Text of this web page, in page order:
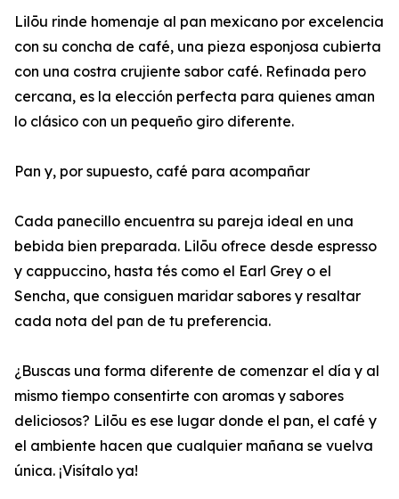
Lilōu rinde homenaje al pan mexicano por excelencia
con su concha de café, una pieza esponjosa cubierta
con una costra crujiente sabor café. Refinada pero
cercana, es la elección perfecta para quienes aman
lo clásico con un pequeño giro diferente.
Pan y, por supuesto, café para acompañar
Cada panecillo encuentra su pareja ideal en una
bebida bien preparada. Lilōu ofrece desde espresso
y cappuccino, hasta tés como el Earl Grey o el
Sencha, que consiguen maridar sabores y resaltar
cada nota del pan de tu preferencia.
¿Buscas una forma diferente de comenzar el día y al
mismo tiempo consentirte con aromas y sabores
deliciosos? Lilōu es ese lugar donde el pan, el café y
el ambiente hacen que cualquier mañana se vuelva
única. ¡Visítalo ya!